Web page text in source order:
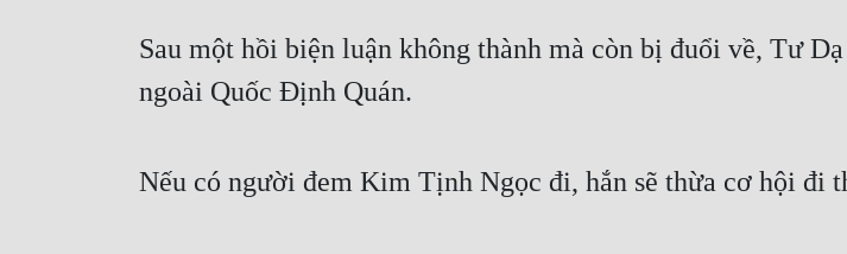
Sau một hồi biện luận không thành mà còn bị đuổi về, Tư
ngoài Quốc Định Quán.
Nếu có người đem Kim Tịnh Ngọc đi, hắn sẽ thừa cơ hội đi